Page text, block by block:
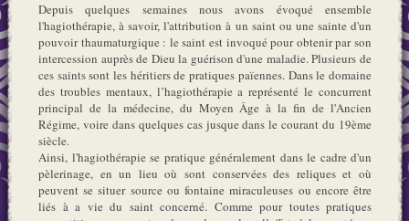
Depuis quelques semaines nous avons évoqué ensemble
l'hagiothérapie, à savoir, l'attribution à un saint ou une sainte d'un
pouvoir thaumaturgique : le saint est invoqué pour obtenir par son
intercession auprès de Dieu la guérison d'une maladie. Plusieurs de
ces saints sont les héritiers de pratiques païennes. Dans le domaine
des troubles mentaux, l’hagiothérapie a représenté le concurrent
principal de la médecine, du Moyen Âge à la fin de l'Ancien
Régime, voire dans quelques cas jusque dans le courant du 19ème
siècle.
Ainsi, l'hagiothérapie se pratique généralement dans le cadre d'un
pèlerinage, en un lieu où sont conservées des reliques et où
peuvent se situer source ou fontaine miraculeuses ou encore être
liés à a vie du saint concerné. Comme pour toutes pratiques